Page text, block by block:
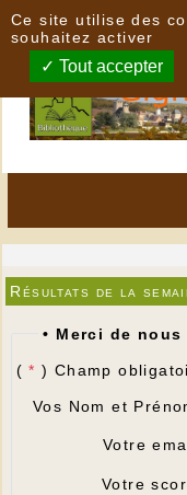
Résultats de la
• Merci de
(*) Champ
Vos Nom et
Votre
Votre
Ce site utilise des
souhaitez activer
Tout accepter